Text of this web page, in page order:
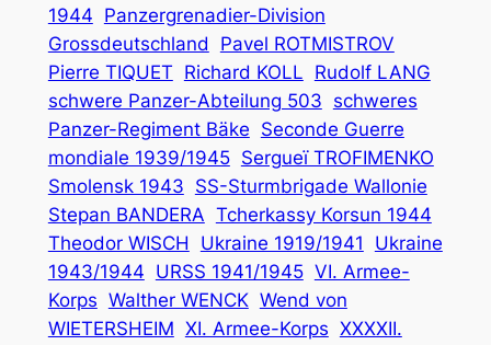
1944 Panzergrenadier-Division
Grossdeutschland
Pavel ROTMISTROV
Pierre TIQUET Richard KOLL Rudolf LANG
schwere Panzer-Abteilung 503 schweres
Panzer-Regiment Bäke Seconde Guerre
mondiale 1939/1945 Sergueï TROFIMENKO
Smolensk 1943 SS-Sturmbrigade Wallonie
Stepan BANDERA Tcherkassy Korsun 1944
Theodor WISCH
Ukraine 1919/1941
Ukraine
1943/1944 URSS 1941/1945 VI. Armee-
Korps Walther WENCK Wend von
WIETERSHEIM XI. Armee-Korps XXXXII.